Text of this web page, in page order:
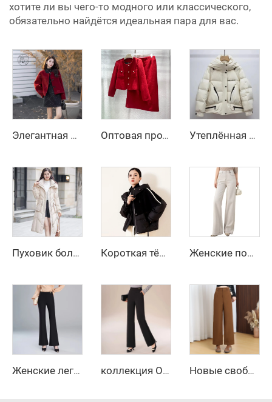
хотите ли вы чего-то модного или классического,
обязательно найдётся идеальная пара для вас.
Элегантная красная куртка с длинным рукавом для девочки на осень и зиму, повседневная однотонная модель из женской шерсти и смесовых материалов Оптовая продажа женских офисных костюмов, красный деловой костюм, двойной костюм из твида, юбка-блузка, платье для женщин Утеплённая худи-куртка с принтом персонажей, водонепроницаемая, с отстегивающимися рукавами, укороченного кроя, для мужчин и женщин, на гусином пуху, на заказ
Пуховик большого размера на зиму для женщин, пальто-бомбер с пуфами, стёганое пальто с перьями, дизайнерский пуховик, парки Короткая тёплая одежда для женщин, длинная пуховая куртка, белый пух, корейская женская куртка, усиленная женская зимняя куртка, куртки, холод Женские повседневные джинсы осеннего уличного стиля, устойчивые к морщинам, с широкими расклешенными штанинами, длинные, с застежкой-молнией, однотонные, окрашенные в сплошной цвет
Женские леггинсы с высокой талией и расклешёнными штанинами, брюки-гольфы для йоги и делового образа коллекция Осень-Зима 2025 — новые свободные прямые повседневные брюки с высокой талией, размер — облегающий крой с однотонным рисунком Новые свободные брюки-карандаш с широкими штанинами для женщин, женские брюки, женская одежда, длинные брюки